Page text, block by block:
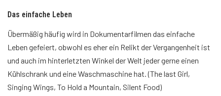
Das einfache Leben
Übermäßig häufig wird in Dokumentarfilmen das einfache
Leben gefeiert, obwohl es eher ein Relikt der Vergangenheit ist
und auch im hinterletzten Winkel der Welt jeder gerne einen
Kühlschrank und eine Waschmaschine hat. (The last Girl,
Singing Wings, To Hold a Mountain, Silent Food)